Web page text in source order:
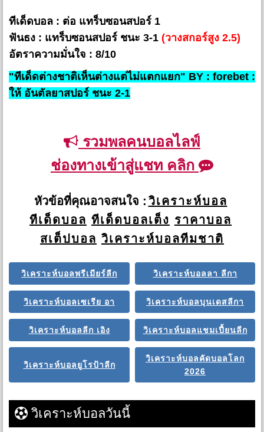
ทีเด็ดบอล : ต่อ แทร็บซอนสปอร์ 1
ฟันธง : แทร็บซอนสปอร์ ชนะ 3-1 (วางสกอร์สูง 2.5)
อัตราความมั่นใจ : 8/10
"ทีเด็ดต่างชาติเห็นต่างแต่ไม่แตกแยก" BY : forebet :
ให้ อันตัลยาสปอร์ ชนะ 2-1
รวมพลคนบอลไลฟ์
ช่องทางเข้าสู่แชท คลิก
หัวข้อที่คุณอาจสนใจ : วิเคราะห์บอล
ทีเด็ดบอล ทีเด็ดบอลเต็ง ราคาบอล
สเต็ปบอล วิเคราะห์บอลทีมชาติ
วิเคราะห์บอลพรีเมียร์ลีก วิเคราะห์บอลลา ลีกา
วิเคราะห์บอลเซเรีย อา วิเคราะห์บอลบุนเดสลีกา
วิเคราะห์บอลลีก เอิง วิเคราะห์บอลแชมเปี้ยนลีก
วิเคราะห์บอลยูโรป้าลีก
วิเคราะห์บอลคัดบอลโลก
2026
วิเคราะห์บอลวันนี้